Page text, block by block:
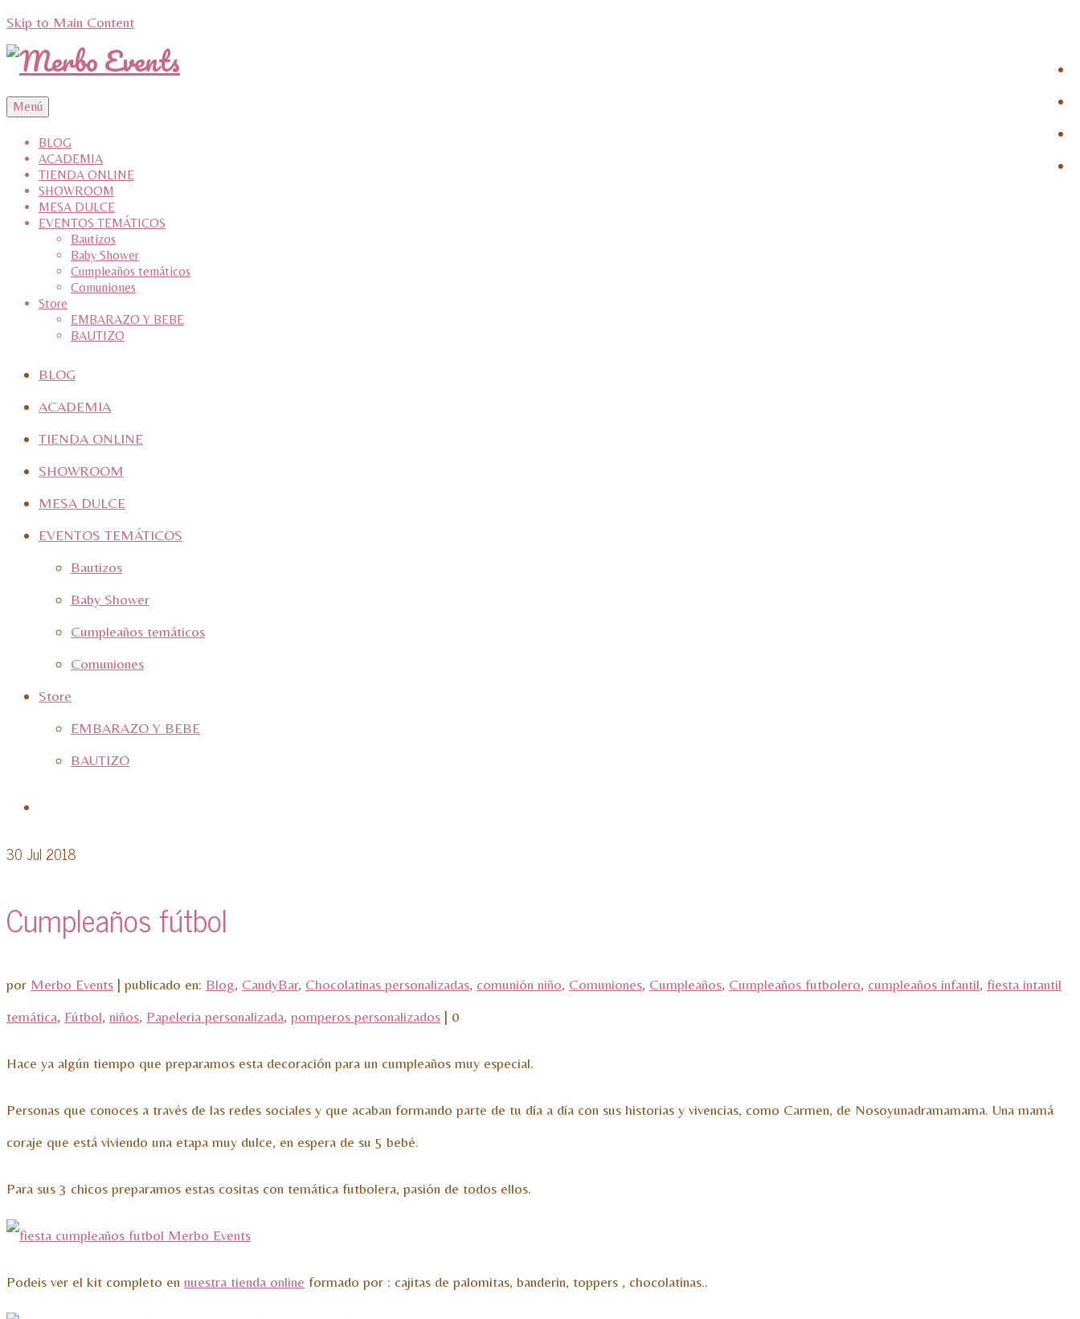
Skip to Main Content
Menú
BLOG
ACADEMIA
TIENDA ONLINE
SHOWROOM
MESA DULCE
EVENTOS TEMÁTICOS
Bautizos
Baby Shower
Cumpleaños temáticos
Comuniones
Store
EMBARAZO Y BEBE
BAUTIZO
BLOG
ACADEMIA
TIENDA ONLINE
SHOWROOM
MESA DULCE
EVENTOS TEMÁTICOS
Bautizos
Baby Shower
Cumpleaños temáticos
Comuniones
Store
EMBARAZO Y BEBE
BAUTIZO
30 Jul 2018
Cumpleaños fútbol
por Merbo Events | publicado en: Blog, CandyBar, Chocolatinas personalizadas, comunión niño, Comuniones, Cumpleaños, Cumpleaños futbolero, cumpleaños infantil, fiesta intantil
temática, Fútbol, niños, Papeleria personalizada, pomperos personalizados | 0
Hace ya algún tiempo que preparamos esta decoración para un cumpleaños muy especial.
Personas que conoces a través de las redes sociales y que acaban formando parte de tu día a día con sus historias y vivencias, como Carmen, de Nosoyunadramamama. Una mamá
coraje que está viviendo una etapa muy dulce, en espera de su 5 bebé.
Para sus 3 chicos preparamos estas cositas con temática futbolera, pasión de todos ellos.
Podeis ver el kit completo en nuestra tienda online formado por : cajitas de palomitas, banderin, toppers , chocolatinas..